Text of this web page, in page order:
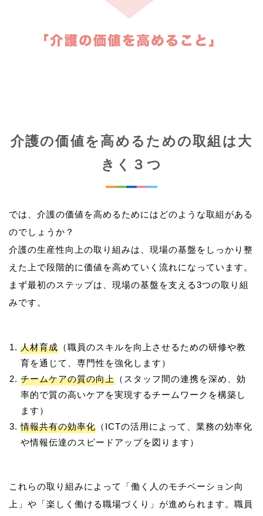
介護の価値を高めるための取組は大
きく３つ
では、介護の価値を高めるためにはどのような取組がある
のでしょうか？
介護の生産性向上の取り組みは、現場の基盤をしっかり整
えた上で段階的に価値を高めていく流れになっています。
まず最初のステップは、現場の基盤を支える3つの取り組
人材育成 （職員のスキルを向上させるための研修や教
育を通じて、専門性を強化します）
チームケアの質の向上 （スタッフ間の連携を深め、効
率的で質の高いケアを実現するチームワークを構築し
ます）
情報共有の効率化 （ICTの活用によって、業務の効率化
や情報伝達のスピードアップを図ります）
これらの取り組みによって「働く人のモチベーション向
上」や「楽しく働ける職場づくり」が進められます。職員